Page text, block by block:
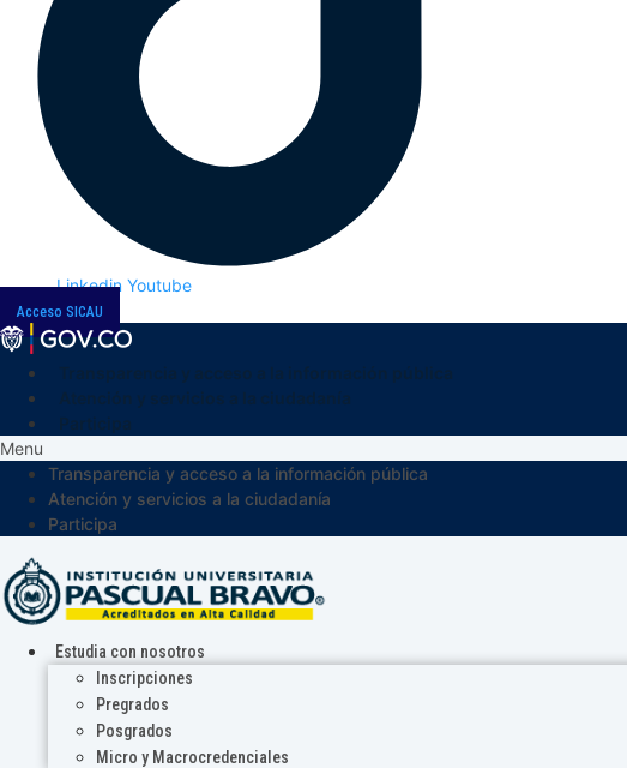
Linkedin Youtube
Acceso SICAU
Menu
Transparencia y acceso a la información pública
Atención y servicios a la ciudadanía
Participa
Estudia con nosotros
Inscripciones
Pregrados
Posgrados
Micro y Macrocredenciales